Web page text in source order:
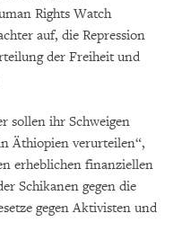
Rights Watch
auf, die Repression
der Freiheit und
sollen ihr Schweigen
Äthiopien verurteilen“,
erheblichen finanziellen
Schikanen gegen die
gegen Aktivisten und